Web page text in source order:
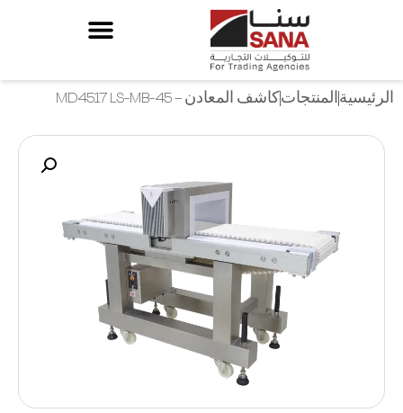
الرئيسيةالمنتجاتكاشف المعادن – MD4517 LS-MB-45